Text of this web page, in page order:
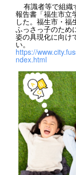
有識者等で組織
報告書「福生市立
した。福生市・福
ふっさっ子のため
姿の具現化に向け
い。
https://
ndex.html